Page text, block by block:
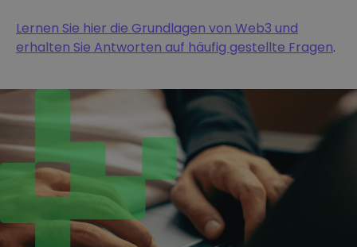
Lernen Sie hier die Grundlagen von Web3 und
erhalten Sie Antworten auf häufig gestellte Fragen.